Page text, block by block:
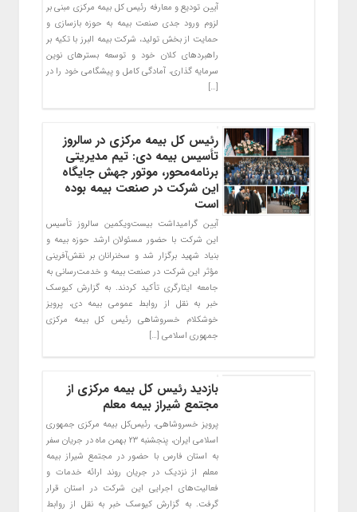
آیین تودیع و معارفه رئیس کل بیمه مرکزی مبنی بر
لزوم ورود جدی صنعت بیمه به حوزه بازسازی و
حمایت از بخش تولید، شرکت بیمه البرز با تکیه بر
راهبردهای کلان خود و توسعه بسترهای نوین
سرمایه گذاری، آمادگی کامل و پیشگامی خود را در
[…]
رئیس کل بیمه مرکزی در سالروز
تأسیس بیمه دی: تیم مدیریتی
برنامه‌محور، موتور جهش جایگاه
این شرکت در صنعت بیمه بوده
است
آیین گرامیداشت بیست‌ویکمین سالروز تأسیس
این شرکت با حضور مسئولان ارشد حوزه بیمه و
بنیاد شهید برگزار شد و سخنرانان بر نقش‌آفرینی
مؤثر این شرکت در صنعت بیمه و خدمت‌رسانی به
جامعه ایثارگری تأکید کردند. به گزارش کیوسک
خبر به نقل از روابط عمومی بیمه دی، پرویز
خوشکلام خسروشاهی رئیس کل بیمه مرکزی
جمهوری اسلامی […]
بازدید رئیس کل بیمه مرکزی از
مجتمع شیراز بیمه معلم
پرویز خسروشاهی، رئیس‌کل بیمه مرکزی جمهوری
اسلامی ایران، پنجشنبه ۲۳ بهمن ماه در جریان سفر
به استان فارس با حضور در مجتمع شیراز بیمه
معلم از نزدیک در جریان روند ارائه خدمات و
فعالیت‌های اجرایی این شرکت در استان قرار
گرفت. به گزارش کیوسک خبر به نقل از روابط